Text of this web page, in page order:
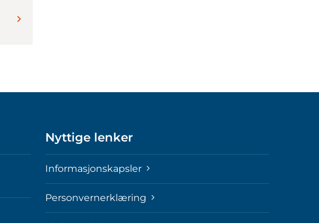
Nyttige lenker
Informasjonskapsler
Personvernerklæring